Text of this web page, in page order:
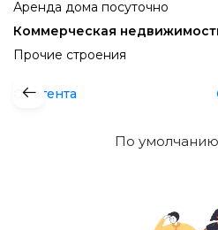
Аренда дома посуточно
Коммерческая
Прочие строения
От агента
По умолчанию